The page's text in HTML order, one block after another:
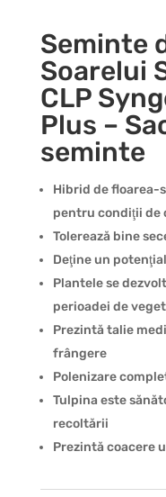
Seminte
Soarelui
CLP
Plus –
seminte
Hibrid de floarea-
pentru condiţii de
Tolerează bine
Deţine un
Plantele se
perioadei de
Prezintă talie
frângere
Polenizare
Tulpina este
recoltării
Prezintă coacere